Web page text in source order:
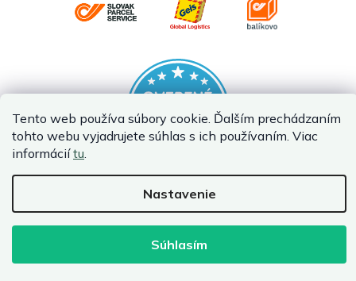
Tento web používa súbory cookie. Ďalším prechádzaním
tohto webu vyjadrujete súhlas s ich používaním. Viac
informáciítu.
Nastavenie
Súhlasím
Vytvoril Shoptet